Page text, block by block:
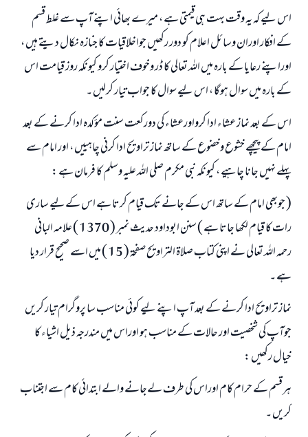
اس لیے کہ یہ وقت بہت ہی قیمتی ہے ، میرے بھائی اپنے آپ سے غلط قسم
کے افکار اوران وسائل اعلام کو دور رکھیں جواخلاقیات کا جنازہ نکال دیتے ہیں ،
اوراپنے رعایا کے بارہ میں اللہ تعالی کا ڈر وخوف اختیار کرو کیونکہ روز قیامت اس
کے بارہ میں سوال ہوگا ، اس لیے سوال کا جواب تیار کرلیں ۔
اس کے بعد نماز عشاء ادا کرواورعشاء کی دورکعت سنت مؤکدہ ادا کرنے کے بعد
امام کے پیچھے خشوع وخضوع کے ساتھ نماز تراویح ادا کرنی چاہییں ، اور امام سے
پہلے نہيں جانا چاہیے ، کیونکہ نبی مکرم صلی اللہ علیہ وسلم کا فرمان ہے :
( جوبھی امام کے ساتھ اس کے جانے تک قیام کرتا ہے اس کےلیے ساری
رات کا قیام لکھا جاتا ہے ) سنن ابوداود حدیث نمبر ( 1370 ) علامہ البانی
رحمہ اللہ تعالی نے اپنی کتاب صلاۃ التراویح صفحۃ ( 15 ) میں اسے صحیح قرار دیا
ہے ۔
نماز تراویح ادا کرنے کے بعد آپ اپنے لیے کوئي مناسب سا پروگرام تیار کریں
جوآپ کی شخصیت اور حالات کے مناسب ہو اوراس میں مندرجہ ذيل اشیاء کا
خیال رکھیں :
ہرقسم کے حرام کام اوراس کی طرف لےجانے والے ابتدائي کام سے اجتناب
کریں ۔